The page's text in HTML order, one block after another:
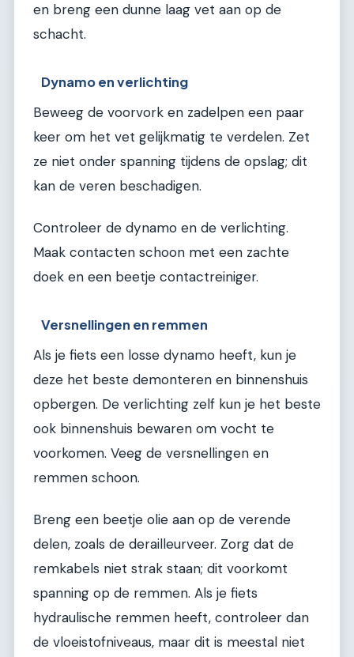
en breng een dunne laag vet aan op de
schacht.
Dynamo en verlichting
Beweeg de voorvork en zadelpen een paar
keer om het vet gelijkmatig te verdelen. Zet
ze niet onder spanning tijdens de opslag; dit
kan de veren beschadigen.
Controleer de dynamo en de verlichting.
Maak contacten schoon met een zachte
doek en een beetje contactreiniger.
Versnellingen en remmen
Als je fiets een losse dynamo heeft, kun je
deze het beste demonteren en binnenshuis
opbergen. De verlichting zelf kun je het beste
ook binnenshuis bewaren om vocht te
voorkomen. Veeg de versnellingen en
remmen schoon.
Breng een beetje olie aan op de verende
delen, zoals de derailleurveer. Zorg dat de
remkabels niet strak staan; dit voorkomt
spanning op de remmen. Als je fiets
hydraulische remmen heeft, controleer dan
de vloeistofniveaus, maar dit is meestal niet